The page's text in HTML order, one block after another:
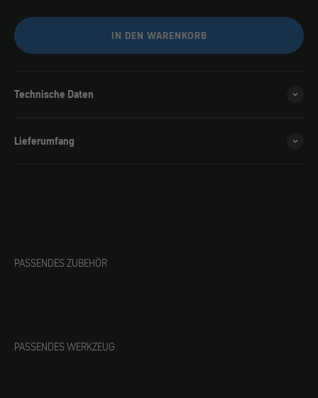
IN DEN WARENKORB
Technische Daten
Lieferumfang
PASSENDES ZUBEHÖR
PASSENDES WERKZEUG